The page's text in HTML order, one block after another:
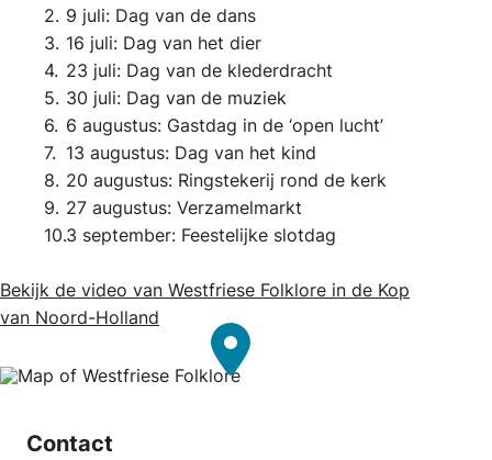
9 juli: Dag van de dans
16 juli: Dag van het dier
23 juli: Dag van de klederdracht
30 juli: Dag van de muziek
6 augustus: Gastdag in de ‘open lucht’
13 augustus: Dag van het kind
20 augustus: Ringstekerij rond de kerk
27 augustus: Verzamelmarkt
3 september: Feestelijke slotdag
Bekijk de video van Westfriese Folklore in de Kop
van Noord-Holland
Contact